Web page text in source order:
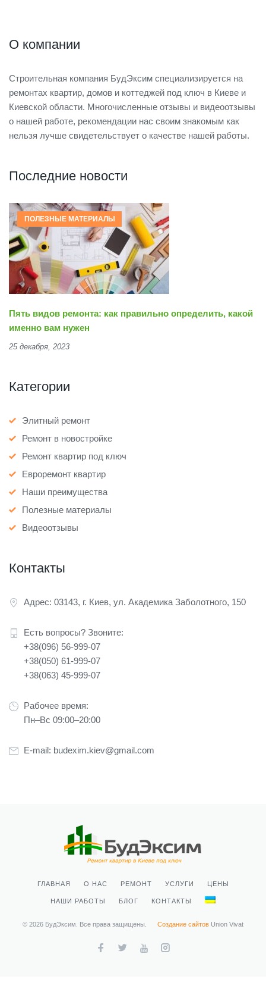
О компании
Строительная компания БудЭксим специализируется на
ремонтах квартир, домов и коттеджей под ключ в Киеве и
Киевской области. Многочисленные отзывы и видеоотзывы
о нашей работе, рекомендации нас своим знакомым как
нельзя лучше свидетельствует о качестве нашей работы.
Последние новости
ПОЛЕЗНЫЕ МАТЕРИАЛЫ
Пять видов ремонта: как правильно определить, какой
именно вам нужен
25 декабря, 2023
Категории
Элитный ремонт
Ремонт в новостройке
Ремонт квартир под ключ
Евроремонт квартир
Наши преимущества
Полезные материалы
Видеоотзывы
Контакты
Адрес: 03143, г. Киев, ул. Академика Заболотного, 150
Есть вопросы? Звоните:
+38(096) 56-999-07
+38(050) 61-999-07
+38(063) 45-999-07
Рабочее время:
Пн–Вс 09:00–20:00
E-mail: budexim.kiev@gmail.com
ГЛАВНАЯ О НАС РЕМОНТ УСЛУГИ ЦЕНЫ
НАШИ РАБОТЫ БЛОГ КОНТАКТЫ
© 2026 БудЭксим. Все права защищены. Создание сайтов Union Vivat